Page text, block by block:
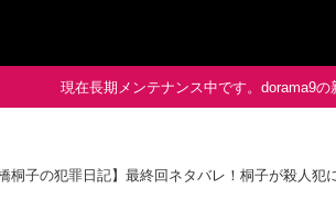
現在長期メンテナンス中です。dorama9
橋桐子の犯罪日記】最終回ネタバレ！桐子が殺人犯